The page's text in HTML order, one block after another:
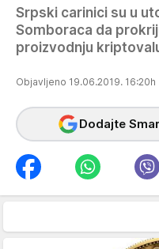
Srpski carinici su u
Somboraca da
proizvodnju
Objavljeno 19.06.2019. 16:20h
Dodajte